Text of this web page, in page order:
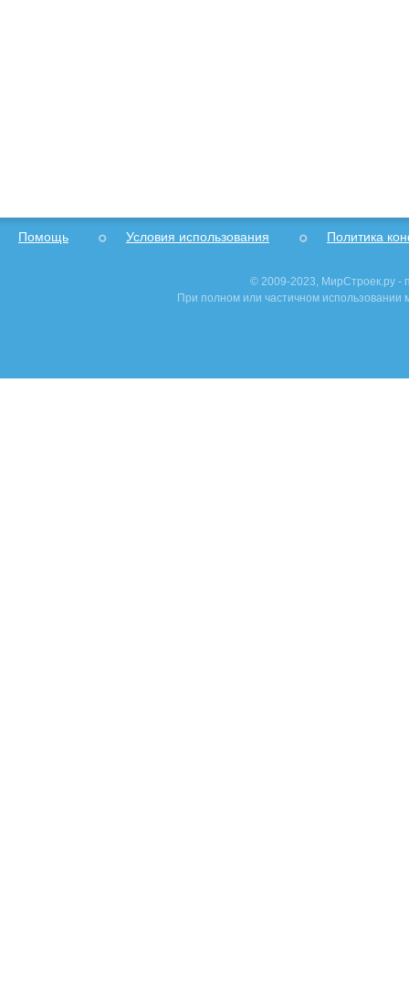
Помощь Условия использования Политика
© 2009-2023, МирСтроек.ру -
При полном или частичном использовании